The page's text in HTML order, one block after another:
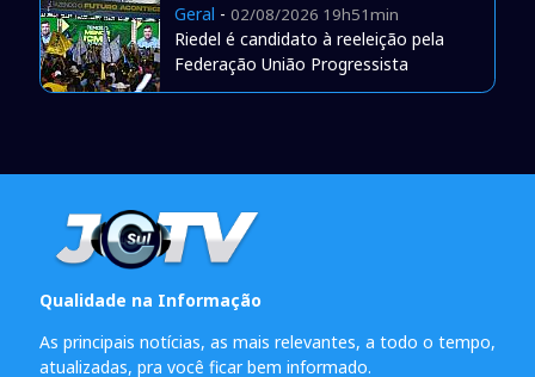
Geral - 02/08/2026 19h51min
Riedel é candidato à reeleição pela
Federação União Progressista
Qualidade na Informação
As principais notícias, as mais relevantes, a todo o tempo,
atualizadas, pra você ficar bem informado.